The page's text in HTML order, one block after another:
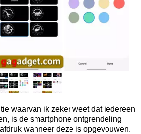
waarvan ik zeker weet dat iedereen
is de smartphone ontgrendeling
wanneer deze is opgevouwen.